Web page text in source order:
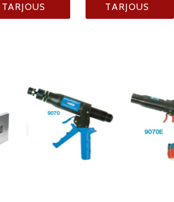
TARJOUS
TARJOUS